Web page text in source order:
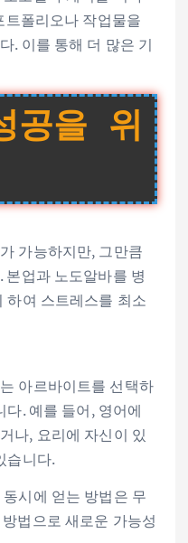
트폴리오나 작업물을
. 이를 통해 더 많은 기
공을 위
가능하지만, 그만큼
본업과 노도알바를 병
하여 스트레스를 최소
아르바이트를 선택하
. 예를 들어, 영어에
나, 요리에 자신이 있
습니다.
시에 얻는 방법은 무
법으로 새로운 가능성